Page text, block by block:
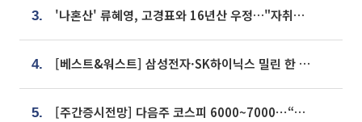
3. '나혼산' 류혜영, 고경표와 16년산 우정…"자취방서 부모님과 마주쳐"
4. [베스트&워스트] 삼성전자·SK하이닉스 밀린 한 주…상상인증권은 85% 급등
5. [주간증시전망] 다음주 코스피 6000~7000⋯“外人 수급은 정책이 변수”